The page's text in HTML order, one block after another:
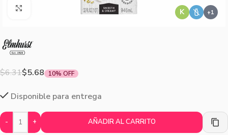
K
Agrandar imagen
$6.31$5.68 10% OFF
Disponible para entrega
- + AÑADIR AL CARRITO